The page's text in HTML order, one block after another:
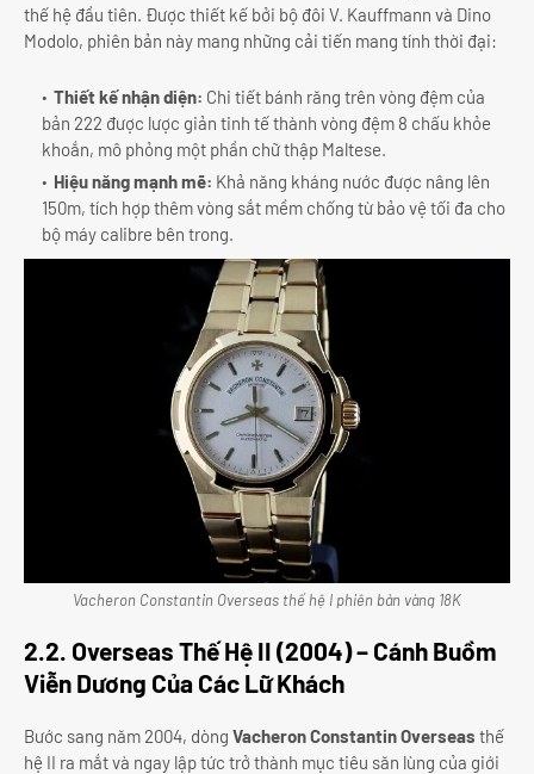
thế hệ đầu tiên. Được thiết kế bởi bộ đôi V. Kauffmann và Dino
Modolo, phiên bản này mang những cải tiến mang tính thời đại:
Thiết kế nhận diện: Chi tiết bánh răng trên vòng đệm của
bản 222 được lược giản tinh tế thành vòng đệm 8 chấu khỏe
khoắn, mô phỏng một phần chữ thập Maltese.
Hiệu năng mạnh mẽ: Khả năng kháng nước được nâng lên
150m, tích hợp thêm vòng sắt mềm chống từ bảo vệ tối đa cho
bộ máy calibre bên trong.
Vacheron Constantin Overseas thế hệ I phiên bản vàng 18K
2.2. Overseas Thế Hệ II (2004) – Cánh Buồm
Viễn Dương Của Các Lữ Khách
Bước sang năm 2004, dòng Vacheron Constantin Overseas thế
hệ II ra mắt và ngay lập tức trở thành mục tiêu săn lùng của giới